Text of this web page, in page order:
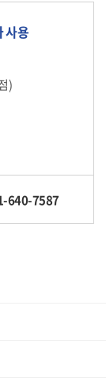
사용
)
640-7587